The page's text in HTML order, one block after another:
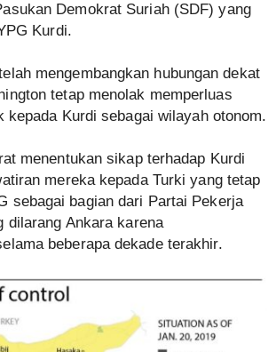
Demokrat Suriah (SDF) yang
Kurdi.
mengembangkan hubungan dekat
tetap menolak memperluas
kepada Kurdi sebagai wilayah otonom.
menentukan sikap terhadap Kurdi
mereka kepada Turki yang tetap
sebagai bagian dari Partai Pekerja
dilarang Ankara karena
beberapa dekade terakhir.